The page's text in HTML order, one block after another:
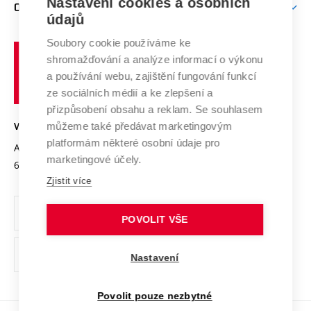
E-přihláška
Doktorské studium
Podpora podnikání
Systém zajišťování kvality výzkumu
Výzkumné infrastruktury
Transfer znalostí
Open Science
Projekty
Projekty ze strukturálních fondů
Specifický výzkum
Zahraniční spolupráce
Spolupráce se školami
Mezinárodní dohody
Univerzitní sítě
O UNIVERZITĚ
Profil univerzity
Udržitelná univerzita
Podnikavá univerzita / ContriBUTe
Bezpečná univerzita
Vyznamenání
Organizační struktura
Ochrana osobních údajů
odkaz)
učení
technické
Brně
VYSOKÉ UČENÍ TECHNICKÉ V BRNĚ
Antonínská 548/1
602 00 Brno
www.vut.cz
vut@vutbr.cz
údajů
Soubory cookie používáme ke
shromažďování a analýze informací o výkonu
a používání webu, zajištění fungování funkcí
ze sociálních médií a ke zlepšení a
přizpůsobení obsahu a reklam. Se souhlasem
můžeme také předávat marketingovým
platformám některé osobní údaje pro
marketingové účely.
Zjistit více
POVOLIT VŠE
Nastavení
Povolit pouze nezbytné